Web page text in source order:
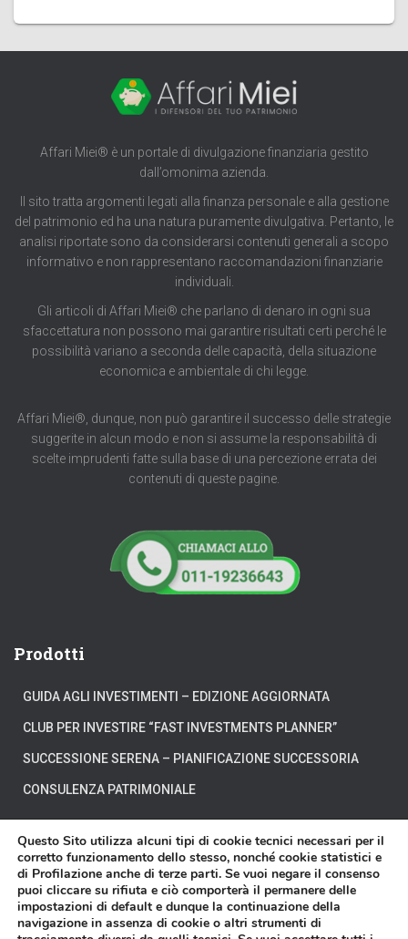
Affari Miei® è un portale di divulgazione finanziaria gestito
dall’omonima azienda.
Il sito tratta argomenti legati alla finanza personale e alla gestione
del patrimonio ed ha una natura puramente divulgativa. Pertanto, le
analisi riportate sono da considerarsi contenuti generali a scopo
informativo e non rappresentano raccomandazioni finanziarie
individuali.
Gli articoli di Affari Miei® che parlano di denaro in ogni sua
sfaccettatura non possono mai garantire risultati certi perché le
possibilità variano a seconda delle capacità, della situazione
economica e ambientale di chi legge.
Affari Miei®, dunque, non può garantire il successo delle strategie
suggerite in alcun modo e non si assume la responsabilità di
scelte imprudenti fatte sulla base di una percezione errata dei
contenuti di queste pagine.
Prodotti
GUIDA AGLI INVESTIMENTI – EDIZIONE AGGIORNATA
CLUB PER INVESTIRE “FAST INVESTMENTS PLANNER”
SUCCESSIONE SERENA – PIANIFICAZIONE SUCCESSORIA
CONSULENZA PATRIMONIALE
CHI SIAMO DOVE SIAMO DICONO DI NOI
DISCLAIMER CONTATTI VIDEO
Questo Sito utilizza alcuni tipi di cookie tecnici necessari per il
corretto funzionamento dello stesso, nonché cookie statistici e
di Profilazione anche di terze parti. Se vuoi negare il consenso
puoi cliccare su rifiuta e ciò comporterà il permanere delle
impostazioni di default e dunque la continuazione della
navigazione in assenza di cookie o altri strumenti di